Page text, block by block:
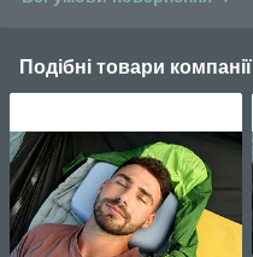
Подібні товари компанії